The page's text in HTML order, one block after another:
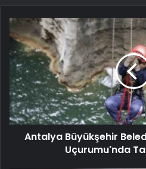
Antalya Büyükşehir
Uçurumu'nda